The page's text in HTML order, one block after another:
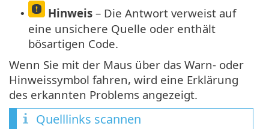
• Hinweis – Die Antwort verweist auf
eine unsichere Quelle oder enthält
bösartigen Code.
Wenn Sie mit der Maus über das Warn- oder
Hinweissymbol fahren, wird eine Erklärung
des erkannten Problems angezeigt.
Quelllinks scannen